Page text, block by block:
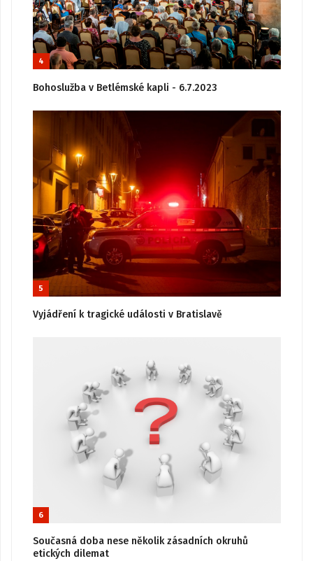
4
Bohoslužba v Betlémské kapli - 6.7.2023
5
Vyjádření k tragické události v Bratislavě
6
Současná doba nese několik zásadních okruhů
etických dilemat